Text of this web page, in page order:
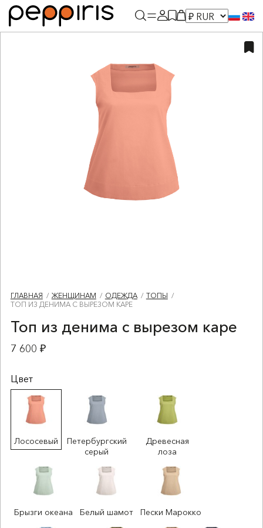
ГЛАВНАЯ ЖЕНЩИНАМ ОДЕЖДА
ТОПЫ
ТОП ИЗ ДЕНИМА С ВЫРЕЗОМ КАРЕ
Топ из денима с вырезом каре
7 600 ₽
Цвет
Лососевый
Петербургский
серый
Древесная
лоза
Брызги океана Белый шамот Пески Марокко